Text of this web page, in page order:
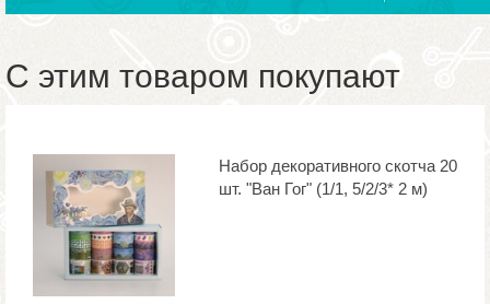
С этим товаром покупают
Набор декоративного скотча 20
шт. "Ван Гог" (1/1, 5/2/3* 2 м)